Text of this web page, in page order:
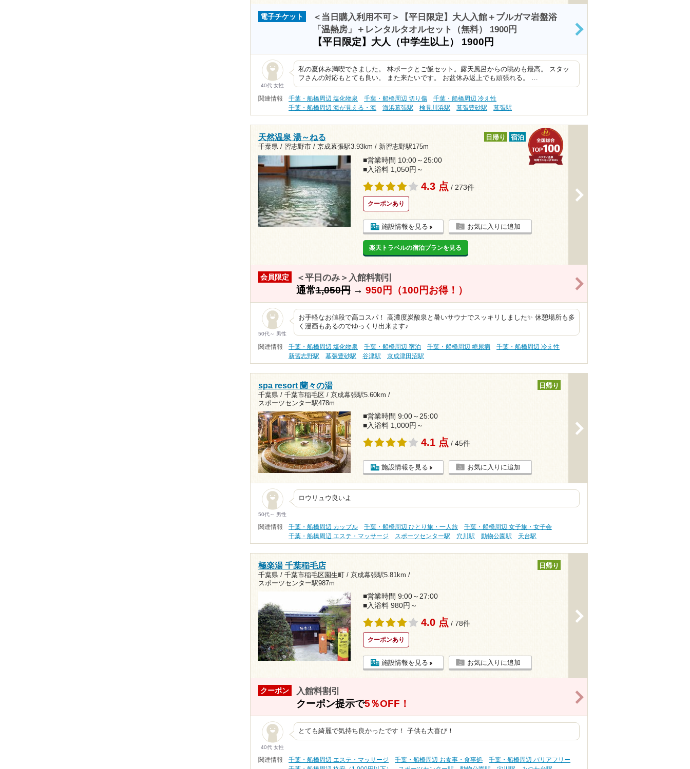
電子チケット
＜当日購入利用不可＞【平日限定】大人入館＋プルガマ岩盤浴
「温熱房」＋レンタルタオルセット（無料） 1900円
【平日限定】大人（中学生以上） 1900円
>
40代 女性
私の夏休み満喫できました。 林ポークとご飯セット。露天風呂からの眺めも最高。 スタッ
フさんの対応もとても良い。 また来たいです。 お盆休み返上でも頑張れる。 …
関連情報 千葉・船橋周辺 塩化物泉 千葉・船橋周辺 切り傷
千葉・船橋周辺 冷え性
千葉・船橋周辺 海が見える・海
海浜幕張駅 検見川浜駅 幕張豊砂駅 幕張駅
天然温泉 湯～ねる
千葉県 / 習志野市 / 京成幕張駅3.93km / 新習志野駅175m
日帰り 宿泊
■営業時間 10:00～25:00
■入浴料 1,050円～
4.3 点 / 273件
クーポンあり
施設情報を見る お気に入りに追加
楽天トラベルの宿泊プランを見る
会員限定 ＜平日のみ＞入館料割引
通常1,050円→ 950円（100円お得！）
50代～ 男性
お手軽なお値段で高コスパ！ 高濃度炭酸泉と暑いサウナでスッキリしました✨ 休憩場所も多
く漫画もあるのでゆっくり出来ます♪
関連情報 千葉・船橋周辺 塩化物泉 千葉・船橋周辺 宿泊 千葉・船橋周辺 糖尿病
千葉・船橋周辺 冷え性
新習志野駅
幕張豊砂駅 谷津駅 京成津田沼駅
spa resort 蘭々の湯
千葉県 / 千葉市稲毛区 / 京成幕張駅5.60km /
スポーツセンター駅478m
日帰り
■営業時間 9:00～25:00
■入浴料 1,000円～
4.1 点 / 45件
施設情報を見る お気に入りに追加
50代～ 男性
ロウリュウ良いよ
関連情報 千葉・船橋周辺 カップル 千葉・船橋周辺 ひとり旅・一人旅
千葉・船橋周辺 女子旅・女子会
千葉・船橋周辺 エステ・マッサージ
スポーツセンター駅 穴川駅 動物公園駅 天台駅
極楽湯 千葉稲毛店
千葉県 / 千葉市稲毛区園生町 / 京成幕張駅5.81km /
スポーツセンター駅987m
日帰り
■営業時間 9:00～27:00
■入浴料 980円～
4.0 点 / 78件
クーポンあり
施設情報を見る お気に入りに追加
クーポン 入館料割引
クーポン提示で5％OFF！
40代 女性
とても綺麗で気持ち良かったです！ 子供も大喜び！
関連情報 千葉・船橋周辺 エステ・マッサージ 千葉・船橋周辺 お食事・食事処
千葉・船橋周辺 バリアフリー